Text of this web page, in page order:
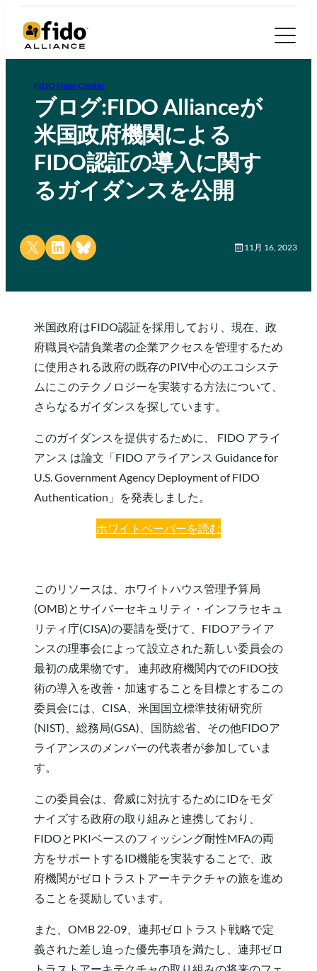
FIDO News Center
ブログ:FIDO Allianceが
米国政府機関による
FIDO認証の導入に関す
るガイダンスを公開
Share on X Share on LinkedIn
Share on Bluesky 11月 16, 2023
米国政府はFIDO認証を採用しており、現在、政
府職員や請負業者の企業アクセスを管理するため
に使用される政府の既存のPIV中心のエコシステ
ムにこのテクノロジーを実装する方法について、
さらなるガイダンスを探しています。
このガイダンスを提供するために、 FIDO アライ
アンス は論文「FIDO アライアンス Guidance for
U.S. Government Agency Deployment of FIDO
Authentication」を発表しました。
ホワイトペーパーを読む
このリソースは、ホワイトハウス管理予算局
(OMB)とサイバーセキュリティ・インフラセキュ
リティ庁(CISA)の要請を受けて、FIDOアライア
ンスの理事会によって設立された新しい委員会の
最初の成果物です。 連邦政府機関内でのFIDO技
術の導入を改善・加速することを目標とするこの
委員会には、CISA、米国国立標準技術研究所
(NIST)、総務局(GSA)、国防総省、その他FIDOア
ライアンスのメンバーの代表者が参加していま
す。
この委員会は、脅威に対抗するためにIDをモダ
ナイズする政府の取り組みと連携しており、
FIDOとPKIベースのフィッシング耐性MFAの両
方をサポートするID機能を実装することで、政
府機関がゼロトラストアーキテクチャの旅を進め
ることを奨励しています。
また、OMB 22-09、連邦ゼロトラスト戦略で定
義された差し迫った優先事項を満たし、連邦ゼロ